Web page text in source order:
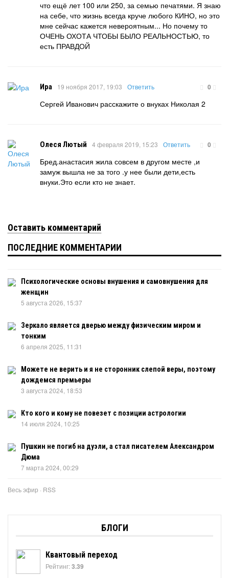
что ещё лет 100 или 250, за семью печатями. Я знаю
на себе, что жизнь всегда круче любого КИНО, но это
мне сейчас кажется невероятным... Но почему то
ОЧЕНЬ ОХОТА ЧТОБЫ БЫЛО РЕАЛЬНОСТЬЮ, то
есть ПРАВДОЙ
Ира 19 ноября 2017, 19:03 0
Ответить
Сергей Иванович расскажите о внуках Николая 2
Олеся Лютый 4 февраля 2019, 15:23 0
Ответить
Бред.анастасия жила совсем в другом месте ,и
замуж вышла не за того .у нее были дети,есть
внуки.Это если кто не знает.
Оставить комментарий
ПОСЛЕДНИЕ КОММЕНТАРИИ
Психологические основы внушения и самовнушения для
женщин
5 августа 2026, 15:37
Зеркало является дверью между физическим миром и
тонким
6 апреля 2025, 11:31
Можете не верить и я не сторонник слепой веры, поэтому
дождемся премьеры
3 августа 2024, 18:53
Кто кого и кому не повезет с позиции астрологии
14 июля 2024, 10:25
Пушкин не погиб на дуэли, а стал писателем Александром
Дюма
7 марта 2024, 00:29
Весь эфир · RSS
БЛОГИ
Квантовый переход
Рейтинг:3.39